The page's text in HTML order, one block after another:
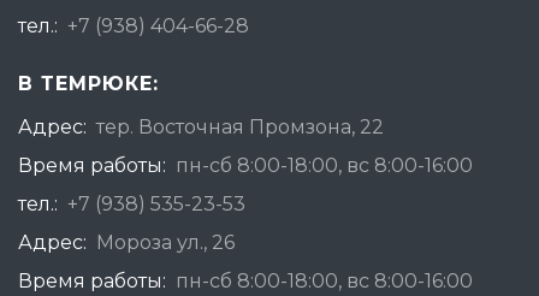
тел.: +7 (938) 404-66-28
В ТЕМРЮКЕ:
Адрес: тер. Восточная Промзона, 22
Время работы: пн-сб 8:00-18:00, вс 8:00-16:00
тел.: +7 (938) 535-23-53
Адрес: Мороза ул., 26
Время работы: пн-сб 8:00-18:00, вс 8:00-16:00